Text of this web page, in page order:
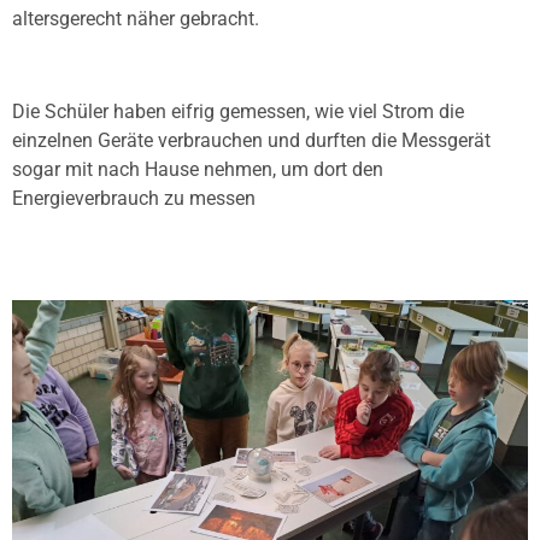
altersgerecht näher gebracht.
Die Schüler haben eifrig gemessen, wie viel Strom die
einzelnen Geräte verbrauchen und durften die Messgerät
sogar mit nach Hause nehmen, um dort den
Energieverbrauch zu messen